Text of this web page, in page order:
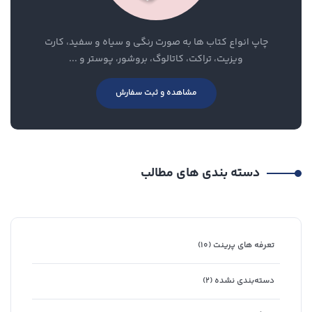
چاپ انواع کتاب ها به صورت رنگی و سیاه و سفید، کارت
ویزیت، تراکت، کاتالوگ، بروشور، پوستر و ...
مشاهده و ثبت سفارش
دسته بندی های مطالب
تعرفه های پرینت (۱۰)
دسته‌بندی نشده (۲)